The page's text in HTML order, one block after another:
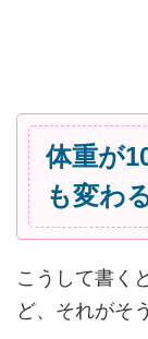
体重が
も変わ
こうして書く
ど、それがそ